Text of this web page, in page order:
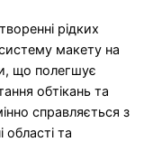
рідких
макету на
що полегшує
обтікань та
справляється з
області та